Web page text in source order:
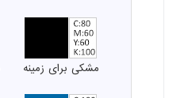
مشکی برای زمینه